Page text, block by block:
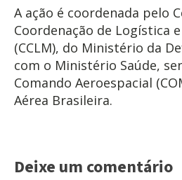
A ação é coordenada pelo
Coordenação de Logística
(CCLM), do Ministério da
com o Ministério Saúde,
Comando Aeroespacial
Aérea Brasileira.
Deixe um comentário